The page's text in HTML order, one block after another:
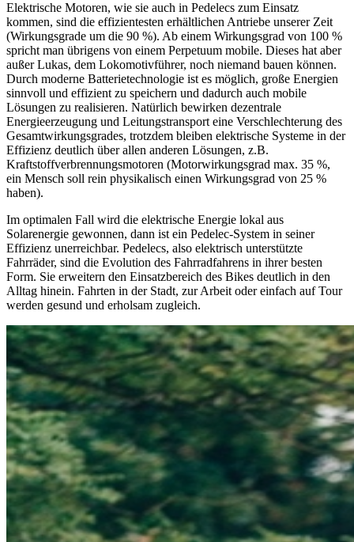
Elektrische Motoren, wie sie auch in Pedelecs zum Einsatz
kommen, sind die effizientesten erhältlichen Antriebe unserer Zeit
(Wirkungsgrade um die 90 %). Ab einem Wirkungsgrad von 100 %
spricht man übrigens von einem Perpetuum mobile. Dieses hat aber
außer Lukas, dem Lokomotivführer, noch niemand bauen können.
Durch moderne Batterietechnologie ist es möglich, große Energien
sinnvoll und effizient zu speichern und dadurch auch mobile
Lösungen zu realisieren. Natürlich bewirken dezentrale
Energieerzeugung und Leitungstransport eine Verschlechterung des
Gesamtwirkungsgrades, trotzdem bleiben elektrische Systeme in der
Effizienz deutlich über allen anderen Lösungen, z.B.
Kraftstoffverbrennungsmotoren (Motorwirkungsgrad max. 35 %,
ein Mensch soll rein physikalisch einen Wirkungsgrad von 25 %
haben).
Im optimalen Fall wird die elektrische Energie lokal aus
Solarenergie gewonnen, dann ist ein Pedelec-System in seiner
Effizienz unerreichbar. Pedelecs, also elektrisch unterstützte
Fahrräder, sind die Evolution des Fahrradfahrens in ihrer besten
Form. Sie erweitern den Einsatzbereich des Bikes deutlich in den
Alltag hinein. Fahrten in der Stadt, zur Arbeit oder einfach auf Tour
werden gesund und erholsam zugleich.